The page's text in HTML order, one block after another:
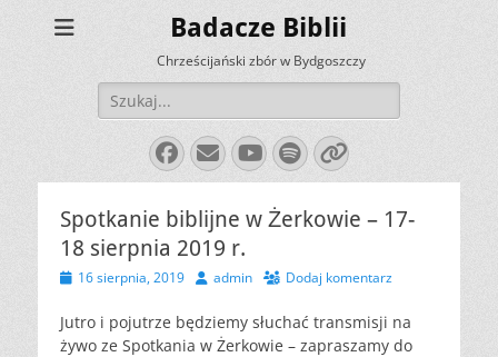
Badacze Biblii
Chrześcijański zbór w Bydgoszczy
Szukaj:
Facebook
E-
mail
YouTube
Spotify
Link
Spotkanie biblijne w Żerkowie – 17-
18 sierpnia 2019 r.
Opublikowano
16 sierpnia, 2019 Autoradmin Dodaj komentarz
Jutro i pojutrze będziemy słuchać transmisji na
żywo ze Spotkania w Żerkowie – zapraszamy do